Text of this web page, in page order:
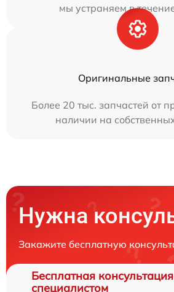
мы устраняем в
Оригинальные
Более 20 тыс. запчастей от
наличии на
Нужна
Закажите бесплатную
Бесплатная
специалистом